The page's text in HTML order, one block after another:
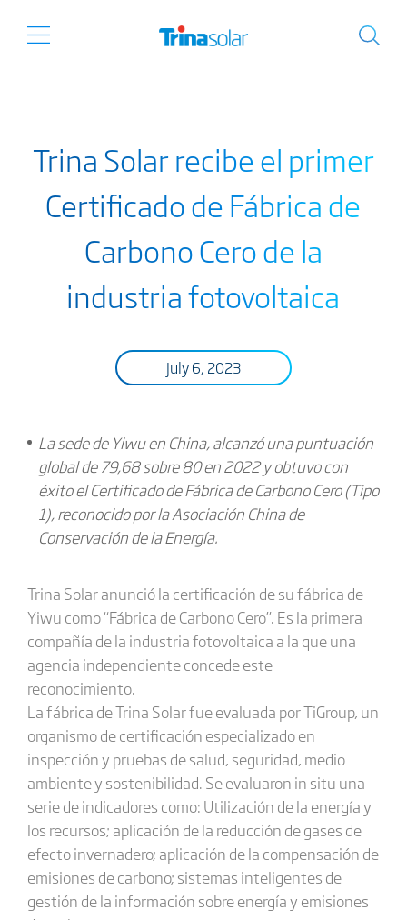
Trina Solar recibe el primer
Certificado de Fábrica de
Carbono Cero de la
industria fotovoltaica
July 6, 2023
La sede de Yiwuen China, alcanzó una puntuación
global de 79,68 sobre 80 en 2022 y obtuvo con
éxito el Certificado de Fábrica de Carbono Cero (Tipo
1), reconocido por la Asociación China de
Conservación de la Energía.
Trina Solar anunció la certificación de su fábrica de
Yiwu como “Fábrica de Carbono Cero”. Es la primera
compañía de la industria fotovoltaica a la que una
agencia independiente concede este
reconocimiento.
La fábrica de Trina Solar fue evaluada por TiGroup, un
organismo de certificación especializado en
inspección y pruebas de salud, seguridad, medio
ambiente y sostenibilidad. Se evaluaron in situ una
serie de indicadores como: Utilización de la energía y
los recursos; aplicación de la reducción de gases de
efecto invernadero; aplicación de la compensación de
emisiones de carbono; sistemas inteligentes de
gestión de la información sobre energía y emisiones